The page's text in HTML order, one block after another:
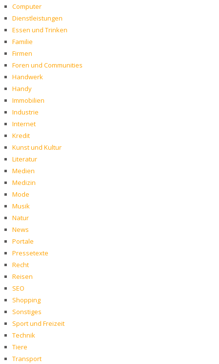
Computer
Dienstleistungen
Essen und Trinken
Familie
Firmen
Foren und Communities
Handwerk
Handy
Immobilien
Industrie
Internet
Kredit
Kunst und Kultur
Literatur
Medien
Medizin
Mode
Musik
Natur
News
Portale
Pressetexte
Recht
Reisen
SEO
Shopping
Sonstiges
Sport und Freizeit
Technik
Tiere
Transport